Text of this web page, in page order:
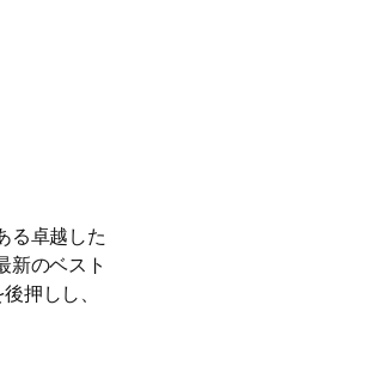
る卓越した
新のベスト
押しし、